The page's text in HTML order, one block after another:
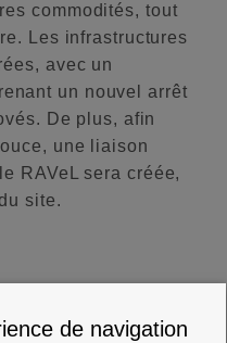
commodités, tout
Les infrastructures
avec un
un nouvel arrêt
De plus, afin
une liaison
RAVeL sera créée,
site.
de navigation